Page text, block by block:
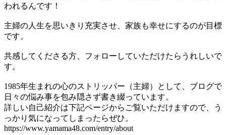
われるんです！
主婦の人生を思いきり充実させ、家族も幸せにするのが目標
です。
共感してくださる方、フォローしていただけたらうれしいで
す。
1985年生まれの心のストリッパー（主婦）として、ブログで
日々の悩み事を包み隠さず書き綴っています。
詳しい自己紹介は下記ページからご覧いただけますので、う
っかり気になってしまったらぜひ。
https://www.yamama48.com/entry/about